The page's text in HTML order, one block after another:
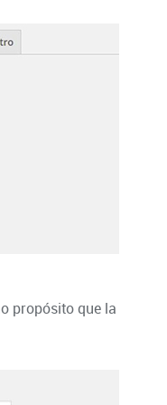
propósito que la